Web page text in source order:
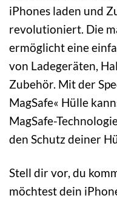
iPhones laden und
revolutioniert. Die
ermöglicht eine
von Ladegeräten,
Zubehör. Mit der
MagSafe« Hülle
MagSafe-
den Schutz deiner
Stell dir vor, du
möchtest dein